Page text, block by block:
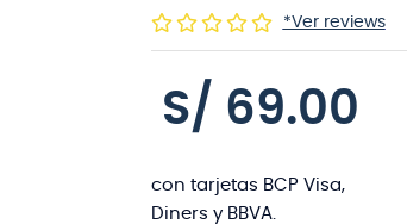
*Ver reviews
S/ 69.00
con tarjetas BCP Visa,
Diners y BBVA.